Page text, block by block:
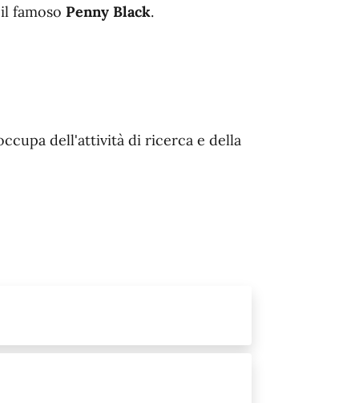
famoso Penny Black.
dell'attività di ricerca e della